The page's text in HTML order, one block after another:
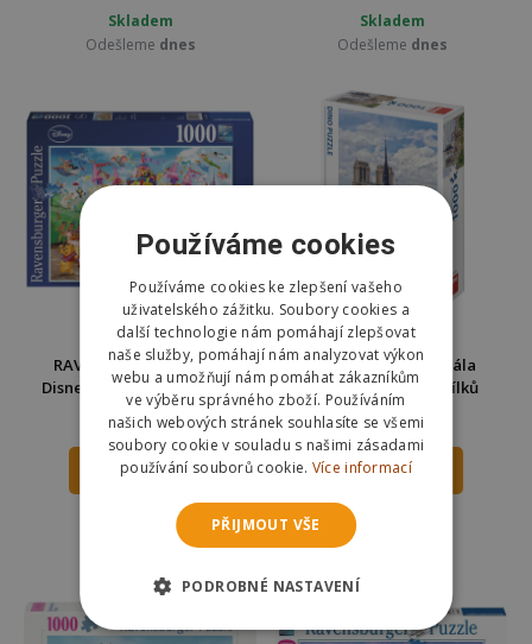
Skladem
Odešleme dnes
Skladem
Odešleme dnes
RAVENSBURGER Puzzle
Disney karneval 1000 dílků
289 Kč 359 Kč
DO KOŠÍKU
dnes
Dino Puzzle Katedrála
Notre-Dame 1000 dílků
253 Kč 350 Kč
DO KOŠÍKU
Odešleme
Používáme cookies
Používáme cookies ke zlepšení vašeho
uživatelského zážitku. Soubory cookies a
další technologie nám pomáhají zlepšovat
naše služby, pomáhají nám analyzovat výkon
webu a umožňují nám pomáhat zákazníkům
ve výběru správného zboží. Používáním
našich webových stránek souhlasíte se všemi
soubory cookie v souladu s našimi zásadami
používání souborů cookie. Více informací
PŘIJMOUT VŠE
PODROBNÉ NASTAVENÍ